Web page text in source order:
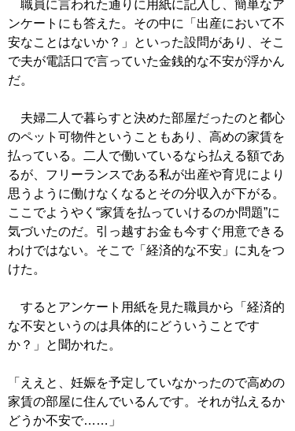
職員に言われた通りに用紙に記入し、簡単なア
ンケートにも答えた。その中に「出産において不
安なことはないか？」といった設問があり、そこ
で夫が電話口で言っていた金銭的な不安が浮かん
だ。
夫婦二人で暮らすと決めた部屋だったのと都心
のペット可物件ということもあり、高めの家賃を
払っている。二人で働いているなら払える額であ
るが、フリーランスである私が出産や育児により
思うように働けなくなるとその分収入が下がる。
ここでようやく“家賃を払っていけるのか問題”に
気づいたのだ。引っ越すお金も今すぐ用意できる
わけではない。そこで「経済的な不安」に丸をつ
けた。
するとアンケート用紙を見た職員から「経済的
な不安というのは具体的にどういうことです
か？」と聞かれた。
「ええと、妊娠を予定していなかったので高めの
家賃の部屋に住んでいるんです。それが払えるか
どうか不安で……」